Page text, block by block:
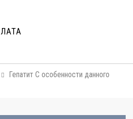
Гепатит C особенности данного